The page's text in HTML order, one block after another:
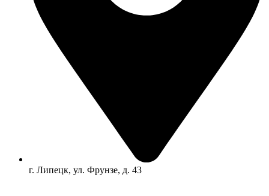
г. Липецк, ул. Фрунзе, д. 43